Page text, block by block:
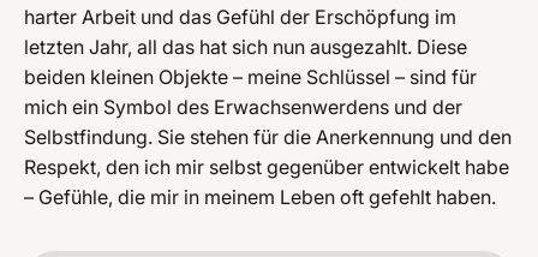
harter Arbeit und das Gefühl der Erschöpfung im
letzten Jahr, all das hat sich nun ausgezahlt. Diese
beiden kleinen Objekte – meine Schlüssel – sind für
mich ein Symbol des Erwachsenwerdens und der
Selbstfindung. Sie stehen für die Anerkennung und den
Respekt, den ich mir selbst gegenüber entwickelt habe
– Gefühle, die mir in meinem Leben oft gefehlt haben.